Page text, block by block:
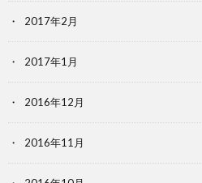
2017年2月
2017年1月
2016年12月
2016年11月